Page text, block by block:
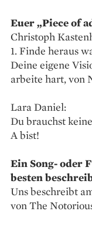
Euer „Piece of
Christoph
1. Finde heraus
Deine eigene
arbeite hart, von
Lara Daniel:
Du brauchst
A bist!
Ein Song- oder
besten
Uns beschreibt
von The